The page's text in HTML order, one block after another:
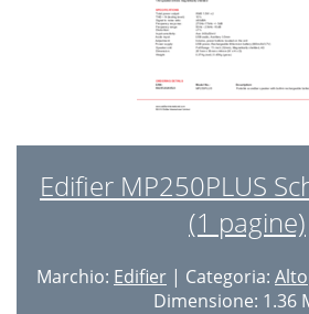
Edifier MP250PLUS
(1 pagine)
Marchio: Edifier | Categoria:
Dimensione: 1.36